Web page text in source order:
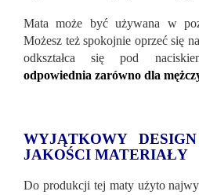
Mata może być używana w
Możesz też spokojnie oprzeć się
odkształca się pod
odpowiednia zarówno dla
WYJĄTKOWY
JAKOŚCI MATERIAŁY
Do produkcji tej maty użyto